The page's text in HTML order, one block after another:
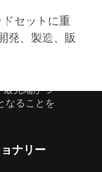
自のイノ
的に有名な
ながりを築
き放つこ
に刺激を
最先端かつ
なることを
ナリー
セットに重
発、製造、販